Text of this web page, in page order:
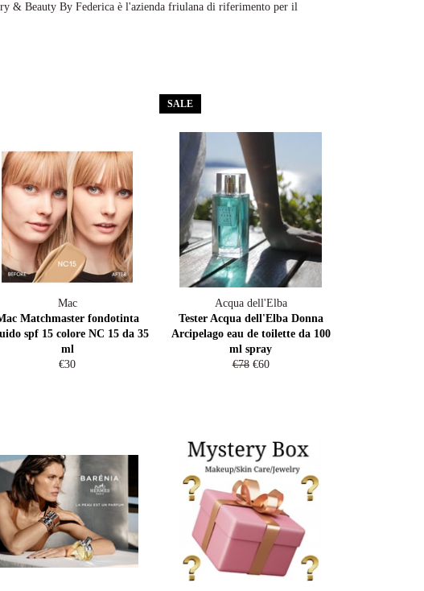
& Beauty By Federica è l'azienda friulana di riferimento per il
Mac
Matchmaster fondotinta
spf 15 colore NC 15 da 35
ml
Regular
€30
Acqua dell'Elba
Tester Acqua dell'Elba Donna
Arcipelago eau de toilette da 100
ml spray
Regular
€78 Sale
€60
SALE